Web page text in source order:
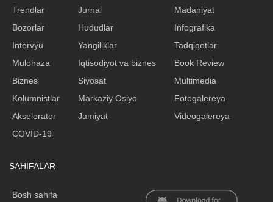
Trendlar
Bozorlar
Intervyu
Mulohaza
Biznes
Kolumnistlar
Akselerator
Jurnal
Hududlar
Yangiliklar
Iqtisodiyot va biznes
Siyosat
Markaziy Osiyo
Jamiyat
Madaniyat
Infografika
Tadqiqotlar
Book Review
Multimedia
Fotogalereya
Videogalereya
COVID-19
SAHIFALAR
Bosh sahifa